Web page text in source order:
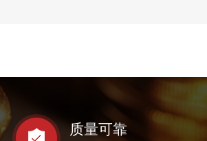
质量可靠